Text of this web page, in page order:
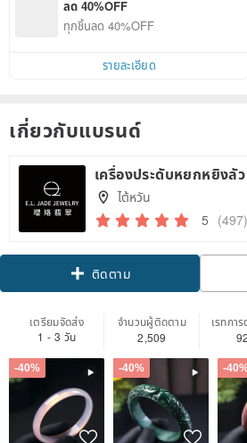
ลด 40%OFF
ทุกชิ้นลด 40%OFF
รายละเอียด
เกี่ยวกับแบรนด์
เครื่องประดับหยกหยิงลัว
ไต้หวัน
5 (497)
ติดตาม
เตรียมจัดส่ง
1 - 3 วัน
จำนวนผู้ติดตาม
2,509
เรทกา
-40% -40% -